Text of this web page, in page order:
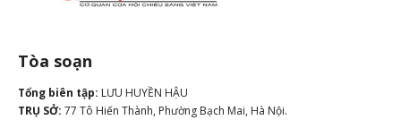
Tòa soạn
Tổng biên tập: LƯU HUYỀN HẬU
TRỤ SỞ: 77 Tô Hiến Thành, Phường Bạch Mai, Hà Nội.